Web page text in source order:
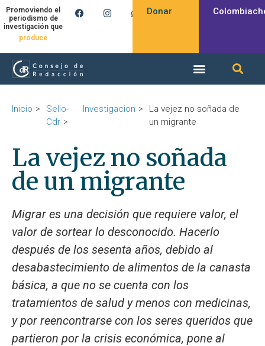
Promoviendo el
periodismo de
investigación que
inspira
produce
Donar
Inicio
Sello-
Cdr
Investigacion
La vejez no soñada de
un migrante
La vejez no soñada
de un migrante
Migrar es una decisión que requiere valor, el
valor de sortear lo desconocido. Hacerlo
después de los sesenta años, debido al
desabastecimiento de alimentos de la canasta
básica, a que no se cuenta con los
tratamientos de salud y menos con medicinas,
y por reencontrarse con los seres queridos que
partieron por la crisis económica, pone al